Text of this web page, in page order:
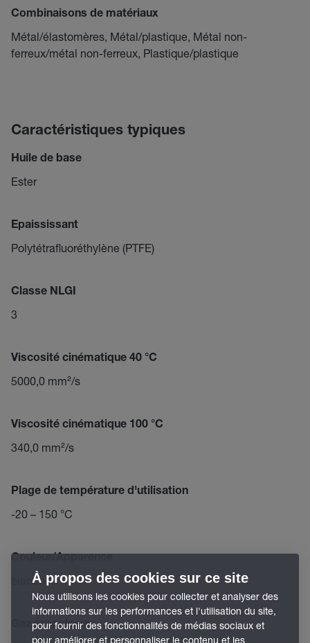
Combinaisons de matériaux
Métal/élastomères, Métal/plastique, Métal non-
ferreux/métal non-ferreux, Plastique/plastique
Caractéristiques typiques
Huile de base
Ester
Epaississant
Polytétrafluoréthylène (PTFE)
Classe NLGI
3
Viscosité cinématique 40 °C
5000,0 mm²/s
Viscosité cinématique 100 °C
340,0 mm²/s
Plage de température d'utilisation
-20 – 150 °C
Couleur/Apparence
blanche
Gaz propulseur
À propos des cookies sur ce site
Nous utilisons les cookies pour collecter et analyser des
informations sur les performances et l'utilisation du site,
pour fournir des fonctionnalités de médias sociaux et
pour améliorer et personnaliser le contenu et les